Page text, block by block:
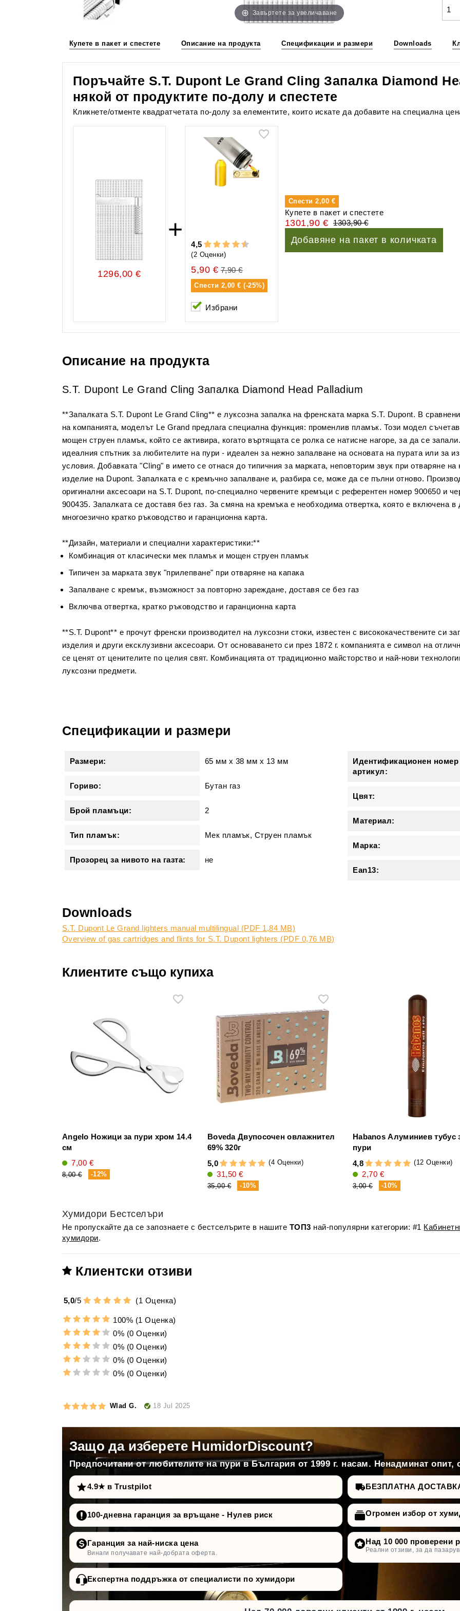
Завъртете за увеличаване
Купете в пакет и спестете Описание на продукта Спецификации и размери Downloads
Поръчайте S.T. Dupont Le Grand Cling Запалка Diamond
някой от продуктите по-долу и спестете
Кликнете/отменте квадратчетата по-долу за елементите, които искате да добавите на специална
1296,00 €
+
4,5
(2 Оценки)
5,90 € 7,90 €
Спести 2,00 € (-25%)
Избрани
Спести2,00 €
Купете в пакет и спестете
1301,90 € 1303,90 €
Добавяне на пакет в количката
Описание на продукта
S.T. Dupont Le Grand Cling Запалка Diamond Head Palladium
**Запалката S.T. Dupont Le Grand Cling** е луксозна запалка на френската марка S.T. Dupont. В
на компанията, моделът Le Grand предлага специална функция: променлив пламък. Този модел
мощен струен пламък, който се активира, когато въртящата се ролка се натисне нагоре, за да се
идеалния спътник за любителите на пури - идеален за нежно запалване на основата на пурата или за
условия. Добавката "Cling" в името се отнася до типичния за марката, неповторим звук при отваряне на
изделие на Dupont. Запалката е с кремъчно запалване и, разбира се, може да се пълни отново.
оригинални аксесоари на S.T. Dupont, по-специално червените кремъци с референтен номер 900650 и
900435. Запалката се доставя без газ. За смяна на кремъка е необходима отвертка, която е включена
многоезично кратко ръководство и гаранционна карта.
**Дизайн, материали и специални характеристики:**
Комбинация от класически мек пламък и мощен струен пламък
Типичен за марката звук "прилепване" при отваряне на капака
Запалване с кремък, възможност за повторно зареждане, доставя се без газ
Включва отвертка, кратко ръководство и гаранционна карта
**S.T. Dupont** е прочут френски производител на луксозни стоки, известен с висококачествените си
изделия и други ексклузивни аксесоари. От основаването си през 1872 г. компанията е символ на
се ценят от ценителите по целия свят. Комбинацията от традиционно майсторство и най-нови
луксозни предмети.
Спецификации и размери
Размери: 65 мм x 38 мм x 13 мм
Гориво: Бутан газ
Брой пламъци: 2
Тип пламък: Мек пламък, Струен пламък
Прозорец за нивото на газта: не
Идентификационен номер
артикул:
Цвят:
Материал:
Марка:
Ean13:
Downloads
S.T. Dupont Le Grand lighters manual multilingual (PDF 1,84 MB)
Overview of gas cartridges and flints for S.T. Dupont lighters (PDF 0,76 MB)
Клиентите също купиха
Angelo Ножици за пури хром 14.4
см
7,00 €
8,00 € -12%
Boveda Двупосочен овлажнител
69% 320г
5,0
(4 Оценки)
31,50 €
35,00 € -10%
Habanos Алуминиев тубус
пури
4,8
(12 Оценки)
2,70 €
3,00 € -10%
Хумидори Бестселъри
Не пропускайте да се запознаете с бестселърите в нашите ТОП3 най-популярни категории: #1
хумидори.
Клиентски отзиви
5,0/5 (1 Оценка)
100% (1 Оценка)
0% (0 Оценки)
0% (0 Оценки)
0% (0 Оценки)
0% (0 Оценки)
Wlad G. 18 Jul 2025
Защо да изберете HumidorDiscount?
Предпочитани от любителите на пури в България от 1999 г. насам. Ненадминат опит,
4.9★ в Trustpilot БЕЗПЛАТНА ДОСТАВКА
100-дневна гаранция за връщане - Нулев риск Огромен избор от
Гаранция за най-ниска цена
Винаги получавате най-добрата оферта.
Над 10 000 проверени
Реални отзиви, за да
Експертна поддръжка от специалисти по хумидори